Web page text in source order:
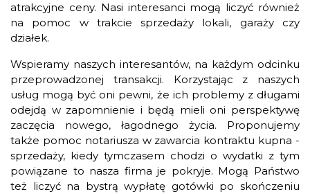
atrakcyjne ceny. Nasi interesanci mogą liczyć również
na pomoc w trakcie sprzedaży lokali, garaży czy
działek.
Wspieramy naszych interesantów, na każdym odcinku
przeprowadzonej transakcji. Korzystając z naszych
usług mogą być oni pewni, że ich problemy z długami
odejdą w zapomnienie i będą mieli oni perspektywę
zaczęcia nowego, łagodnego życia. Proponujemy
także pomoc notariusza w zawarcia kontraktu kupna -
sprzedaży, kiedy tymczasem chodzi o wydatki z tym
powiązane to nasza firma je pokryje. Mogą Państwo
też liczyć na bystrą wypłatę gotówki po skończeniu